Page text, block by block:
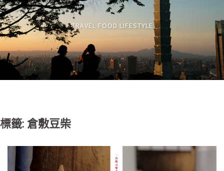
TRAVEL FOOD LIFESTYLE
標籤: 倉敷豆柴